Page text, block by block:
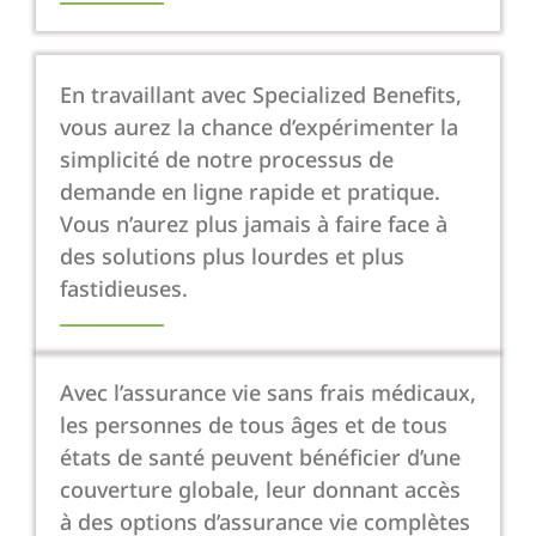
En travaillant avec Specialized Benefits,
vous aurez la chance d’expérimenter la
simplicité de notre processus de
demande en ligne rapide et pratique.
Vous n’aurez plus jamais à faire face à
des solutions plus lourdes et plus
fastidieuses.
Avec l’assurance vie sans frais médicaux,
les personnes de tous âges et de tous
états de santé peuvent bénéficier d’une
couverture globale, leur donnant accès
à des options d’assurance vie complètes